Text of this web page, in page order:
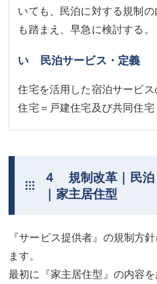
いても、民泊に対する規制
も踏まえ、早急に検討する。
い 民泊サービス・定義
住宅を活用した宿泊サービ
住宅＝戸建住宅及び共同住宅
４ 規制改革｜民泊
｜家主居住型
『サービス提供者』の規制方
ます。
最初に『家主居住型』の内容を